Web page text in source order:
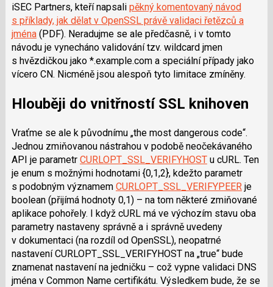
iSEC Partners, kteří napsali pěkný komentovaný návod
s příklady, jak dělat v OpenSSL právě validaci řetězců a
jména(PDF). Neradujme se ale předčasně, i v tomto
návodu je vynecháno validování tzv. wildcard jmen
s hvězdičkou jako *.example.com a speciální případy jako
vícero CN. Nicméně jsou alespoň tyto limitace zmíněny.
Hlouběji do vnitřností SSL knihoven
Vraťme se ale k původnímu „the most dangerous code“.
Jednou zmiňovanou nástrahou v podobě neočekávaného
API je parametr CURLOPT_SSL_VERIFYHOSTu cURL. Ten
je enum s možnými hodnotami {0,1,2}, kdežto parametr
s podobným významem CURLOPT_SSL_VERIFYPEER je
boolean (přijímá hodnoty 0,1) – na tom některé zmiňované
aplikace pohořely. I když cURL má ve výchozím stavu oba
parametry nastaveny správně a i správně uvedeny
v dokumentaci (na rozdíl od OpenSSL), neopatrné
nastavení CURLOPT_SSL_VERIFYHOST na „true“ bude
znamenat nastavení na jedničku – což vypne validaci DNS
jména v Common Name certifikátu. Výsledkem bude, že se